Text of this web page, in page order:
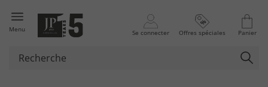
Menu Se connecter Offres spéciales Panier